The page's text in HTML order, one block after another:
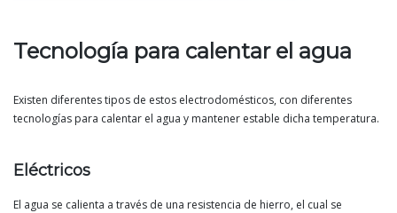
Tecnología para calentar el agua
Existen diferentes tipos de estos electrodomésticos, con diferentes
tecnologías para calentar el agua y mantener estable dicha temperatura.
Eléctricos
El agua se calienta a través de una resistencia de hierro, el cual se